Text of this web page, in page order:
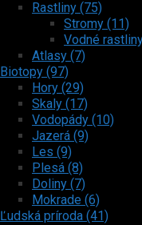
Rastliny (75)
Stromy (11)
Vodné
Atlasy (7)
Biotopy (97)
Hory (29)
Skaly (17)
Vodopády (10)
Jazerá (9)
Les (9)
Plesá (8)
Doliny (7)
Mokrade (6)
Ľudská príroda (41)